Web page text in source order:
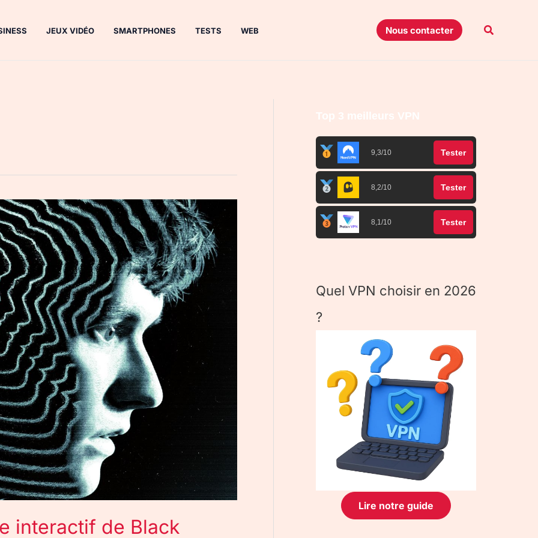
JEUX VIDÉO SMARTPHONES TESTS WEB Nous contacter
interactif de Black
Top 3 meilleurs VPN
9,3/10 Tester
8,2/10 Tester
8,1/10 Tester
Quel VPN choisir en 2026
?
Lire notre guide